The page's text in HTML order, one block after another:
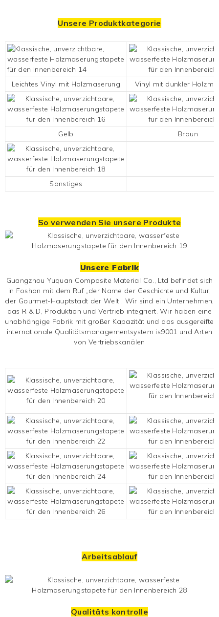
Unsere Produktkategorie
Leichtes Vinyl mit Holzmaserung Vinyl mit dunkler
Gelb Braun
Sonstiges
So verwenden Sie unsere Produkte
Unsere Fabrik
Guangzhou Yuquan Composite Material Co., Ltd befindet sich
in Foshan mit dem Ruf „der Name der Geschichte und Kultur,
der Gourmet-Hauptstadt der Welt“. Wir sind ein Unternehmen,
das R & D, Produktion und Vertrieb integriert. Wir haben eine
unabhängige Fabrik mit großer Kapazität und das ausgereifte
internationale Qualitätsmanagementsystem is9001 und Arten
von Vertriebskanälen
Arbeitsablauf
Qualitäts kontrolle